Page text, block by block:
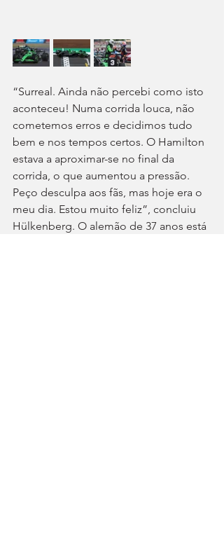
“Surreal. Ainda não percebi como isto
aconteceu! Numa corrida louca, não
cometemos erros e decidimos tudo
bem e nos tempos certos. O Hamilton
estava a aproximar-se no final da
corrida, o que aumentou a pressão.
Peço desculpa aos fãs, mas hoje era o
meu dia. Estou muito feliz”, concluiu
Hülkenberg. O alemão de 37 anos está